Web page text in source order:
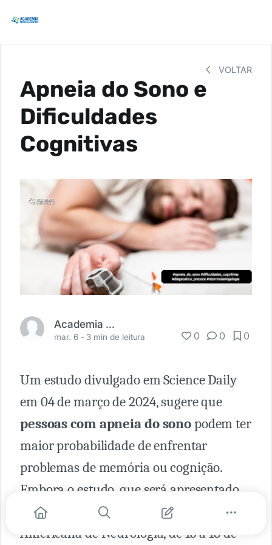
VOLTAR
Apneia do Sono e
Dificuldades
Cognitivas
Academia Médica
mar. 6 - 3 min de leitura 0 0 0
Um estudo divulgado em Science Daily
em 04 de março de 2024, sugere que
pessoas com apneia do sonopodem ter
maior probabilidade de enfrentar
problemas de memória ou cognição.
Embora o estudo, que será apresentado
na 76ª Reunião Anual da Academia
Americana de Neurologia, de 13 a 18 de